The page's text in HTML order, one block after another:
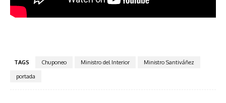
TAGS Chuponeo Ministro del Interior
Ministro Santiváñez
portada